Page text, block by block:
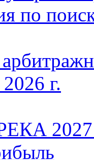
по
г.
2027: